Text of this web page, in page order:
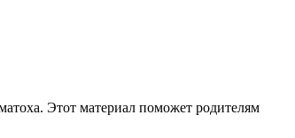
Этот материал поможет родителям